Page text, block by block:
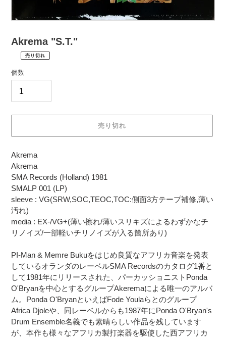
Akrema "S.T."
常
価
格
¥1,760
売り切れ
税
込
送
手
続
き
時
に
計
算
れ
す
コ
ン
デ
ィ
シ
ョ
ン
個数
売り切れ
カ
ー
ト
に
品
を
追
加
る
Akrema
Akrema
SMA Records (Holland) 1981
SMALP 001 (LP)
sleeve : VG(SRW,SOC,TEOC,TOC:側面3方テープ補修,薄い
汚れ)
media : EX-/VG+(薄い擦れ/薄いスリキズによるわずかなチ
リノイズ/一部軽いチリノイズが入る箇所あり)
PI-Man & Memre Bukuをはじめ良質なアフリカ音楽を発表
しているオランダのレーベルSMA Recordsのカタログ1番と
して1981年にリリースされた、パーカッショニストPonda
O'Bryanを中心とするグループAkeremaによる唯一のアルバ
ム。Ponda O'BryanといえばFode Youlaらとのグループ
Africa Djoleや、同レーベルからも1987年にPonda O'Bryan's
Drum Ensemble名義でも素晴らしい作品を残しています
が、本作も様々なアフリカ製打楽器を駆使した西アフリカ